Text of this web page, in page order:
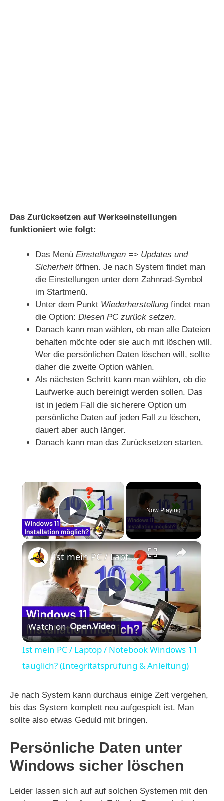
Das Zurücksetzen auf Werkseinstellungen
funktioniert wie folgt:
Das Menü Einstellungen => Updates und
Sicherheitöffnen. Je nach System findet man
die Einstellungen unter dem Zahnrad-Symbol
im Startmenü.
Unter dem Punkt Wiederherstellungfindet man
die Option: Diesen PC zurück setzen.
Danach kann man wählen, ob man alle Dateien
behalten möchte oder sie auch mit löschen will.
Wer die persönlichen Daten löschen will, sollte
daher die zweite Option wählen.
Als nächsten Schritt kann man wählen, ob die
Laufwerke auch bereinigt werden sollen. Das
ist in jedem Fall die sicherere Option um
persönliche Daten auf jeden Fall zu löschen,
dauert aber auch länger.
Danach kann man das Zurücksetzen starten.
×
Play Video
Now Playing
×
P
l
a
y
V
i
d
Ist mein PC / Laptop / Notebook Windows 11 tauglich? (Integritätsprüfung & Anleitung)
Watch on
Ist mein PC / Laptop / Notebook Windows 11
tauglich? (Integritätsprüfung & Anleitung)
Je nach System kann durchaus einige Zeit vergehen,
bis das System komplett neu aufgespielt ist. Man
sollte also etwas Geduld mit bringen.
Persönliche Daten unter
Windows sicher löschen
Leider lassen sich auf auf solchen Systemen mit den